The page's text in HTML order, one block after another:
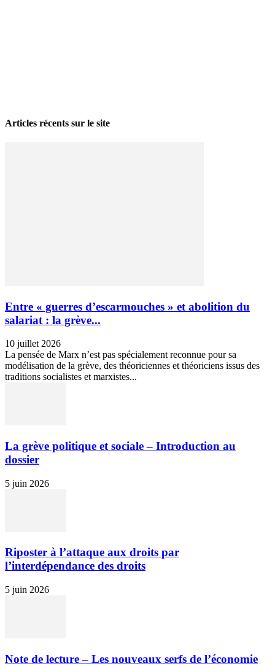
Articles récents sur le site
Entre « guerres d’escarmouches » et abolition du
salariat : la grève...
10 juillet 2026
La pensée de Marx n’est pas spécialement reconnue pour sa
modélisation de la grève, des théoriciennes et théoriciens issus des
traditions socialistes et marxistes...
La grève politique et sociale – Introduction au
dossier
5 juin 2026
Riposter à l’attaque aux droits par
l’interdépendance des droits
5 juin 2026
Note de lecture – Les nouveaux serfs de l’économie